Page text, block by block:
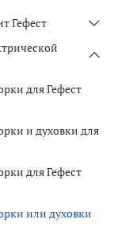
Гефест
для Гефест
и духовки для
для Гефест
или духовки